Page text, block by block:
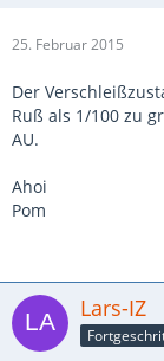
25. Februar 2015
Der
Ruß als 1/100 zu
AU.
Ahoi
Pom
Lars-IZ